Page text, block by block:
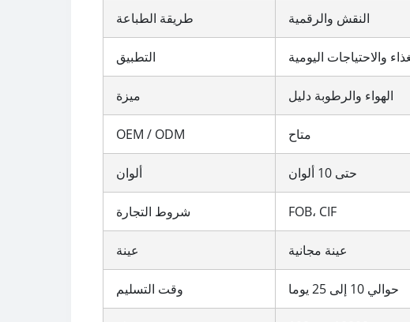
طريقة الطباعة النقش والرقمية
التطبيق والاحتياجات اليومية
ميزة الهواء والرطوبة دليل
OEM / ODM متاح
ألوان حتى 10 ألوان
شروط التجارة FOB، CIF
عينة عينة مجانية
وقت التسليم حوالي 10 إلى 25 يوما